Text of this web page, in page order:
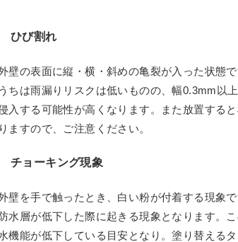
ひび割れ
壁の表面に縦・横・斜めの亀裂が入った状態
うちは雨漏りリスクは低いものの、幅0.3mm以
入する可能性が高くなります。また放置する
りますので、ご注意ください。
チョーキング現象
壁を手で触ったとき、白い粉が付着する現象
水層が低下した際に起きる現象となります。
機能が低下している目安となり。塗り替える